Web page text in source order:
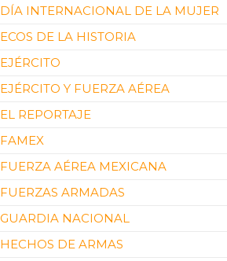
DÍA INTERNACIONAL DE LA MUJER
ECOS DE LA HISTORIA
EJÉRCITO
EJÉRCITO Y FUERZA AÉREA
EL REPORTAJE
FAMEX
FUERZA AÉREA MEXICANA
FUERZAS ARMADAS
GUARDIA NACIONAL
HECHOS DE ARMAS